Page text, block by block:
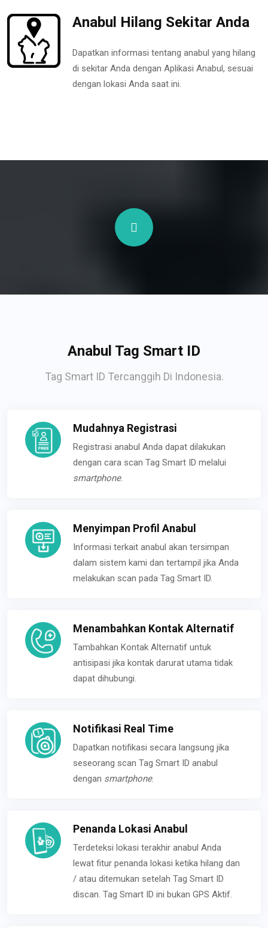
Anabul Hilang Sekitar Anda
Dapatkan informasi tentang anabul yang hilang
di sekitar Anda dengan Aplikasi Anabul, sesuai
dengan lokasi Anda saat ini.
Anabul Tag Smart ID
Tag Smart ID Tercanggih Di Indonesia.
Mudahnya Registrasi
Registrasi anabul Anda dapat dilakukan
dengan cara scan Tag Smart ID melalui
smartphone.
Menyimpan Profil Anabul
Informasi terkait anabul akan tersimpan
dalam sistem kami dan tertampil jika Anda
melakukan scan pada Tag Smart ID.
Menambahkan Kontak Alternatif
Tambahkan Kontak Alternatif untuk
antisipasi jika kontak darurat utama tidak
dapat dihubungi.
Notifikasi Real Time
Dapatkan notifikasi secara langsung jika
seseorang scan Tag Smart ID anabul
dengan smartphone.
Penanda Lokasi Anabul
Terdeteksi lokasi terakhir anabul Anda
lewat fitur penanda lokasi ketika hilang dan
/ atau ditemukan setelah Tag Smart ID
discan. Tag Smart ID ini bukan GPS Aktif.